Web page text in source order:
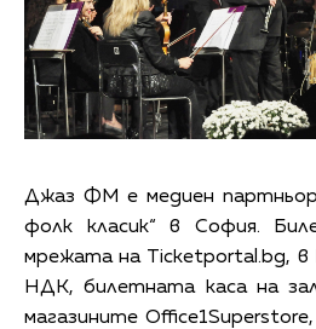
Джаз ФМ е медиен
фолк класик“ в София.
мрежата на Ticketportal.bg,
НДК, билетната каса на
магазините